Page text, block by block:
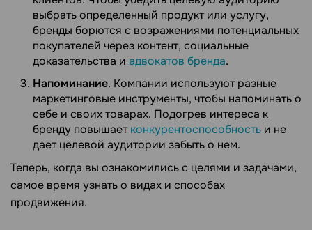
выбрать определенный продукт или услугу,
бренды борются с возражениями потенциальных
покупателей через контент, социальные
доказательства и адвокатов бренда.
Напоминание. Компании используют разные
маркетинговые инструменты, чтобы напоминать о
себе и своих товарах. Подогрев интереса к
бренду повышаетконкурентоспособность и не
дает целевой аудитории забыть о нем.
Теперь, когда вы ознакомились с целями и задачами,
самое время узнать о видах и способах
продвижения.